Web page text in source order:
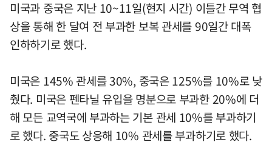
미국과 중국은 지난 10~11일(현지 시간) 이틀간 무역 협
상을 통해 한 달여 전 부과한 보복 관세를 90일간 대폭
인하하기로 했다.
미국은 145% 관세를 30%, 중국은 125%를 10%로 낮
췄다. 미국은 펜타닐 유입을 명분으로 부과한 20%에 더
해 모든 교역국에 부과하는 기본 관세 10%를 부과하기
로 했다. 중국도 상응해 10% 관세를 부과하기로 했다.